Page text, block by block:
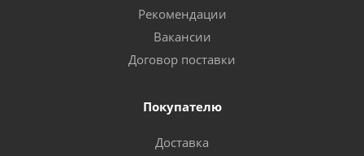
Рекомендации
Вакансии
Договор поставки
Покупателю
Доставка